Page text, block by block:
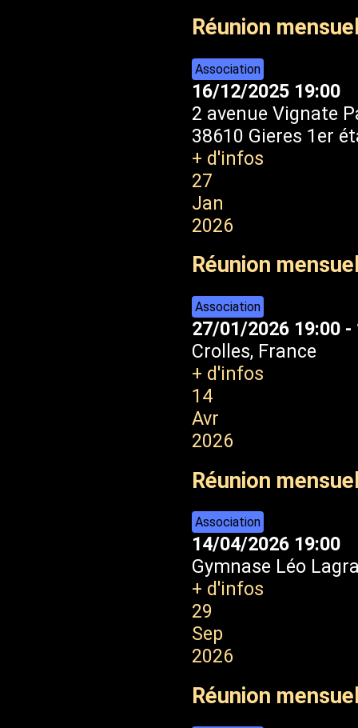
Réunion
Association
16/12/2025 19:00
2 avenue Vignate
38610 Gieres 1er
+ d'infos
27
Jan
2026
Réunion
Association
27/01/2026 19:00 -
Crolles, France
+ d'infos
14
Avr
2026
Réunion
Association
14/04/2026 19:00
Gymnase Léo
+ d'infos
29
Sep
2026
Réunion